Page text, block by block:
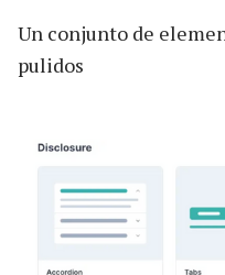
Un conjunto de
pulidos